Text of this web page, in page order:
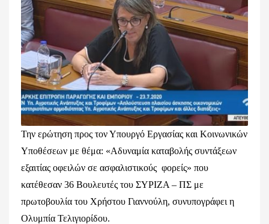
Την ερώτηση προς τον Υπουργό Εργασίας και Κοινωνικών
Υποθέσεων με θέμα: «Αδυναμία καταβολής συντάξεων
εξαιτίας οφειλών σε ασφαλιστικούς φορείς» που
κατέθεσαν 36 Βουλευτές του ΣΥΡΙΖΑ – ΠΣ με
πρωτοβουλία του Χρήστου Γιαννούλη, συνυπογράφει η
Ολυμπία Τελιγιορίδου.